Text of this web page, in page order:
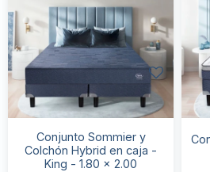
Conjunto Sommier y
Colchón Hybrid en caja -
King - 1.80 x 2.00